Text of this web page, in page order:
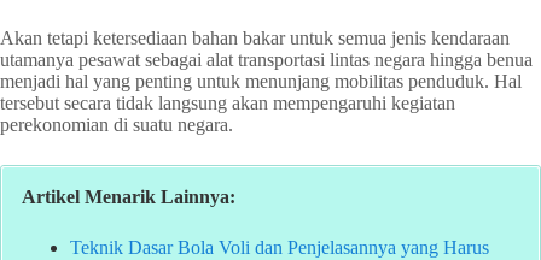
Akan tetapi ketersediaan bahan bakar untuk semua jenis kendaraan
utamanya pesawat sebagai alat transportasi lintas negara hingga benua
menjadi hal yang penting untuk menunjang mobilitas penduduk. Hal
tersebut secara tidak langsung akan mempengaruhi kegiatan
perekonomian di suatu negara.
Artikel Menarik Lainnya:
Teknik Dasar Bola Voli dan Penjelasannya yang Harus